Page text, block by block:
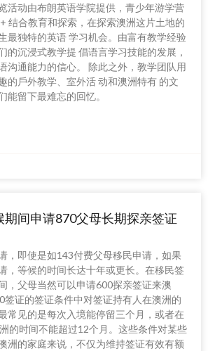
活动由布朗英语学院提供，⻘少年游学营
结合教育和探索，在探索澳洲这⽚⼟地的
最独特的英语 学习机会。由富有教学经验
的沉浸式教学提 倡语⾔学习技能的发展，
沟通能⼒的信⼼。 除此之外，教学团队⽤
的⼾外教学、室外活 动和澳洲特有 的⽂
能留下最难忘的回忆。
期间申请870父母长期探亲签证
，即使是如143付费父母移民申请，如果
，等候的时间长达十年或更长。在移民签
，父母当然可以申请600探亲签证来澳
签证的签证条件中对签证持有人在澳洲的
常见的是每次入境能停留三个月，或者在
的时间不能超过12个月。这些条件对某些
洲的家庭来说，不仅为维持签证有效有额